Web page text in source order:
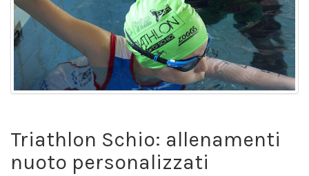
Triathlon Schio: allenamenti
nuoto personalizzati